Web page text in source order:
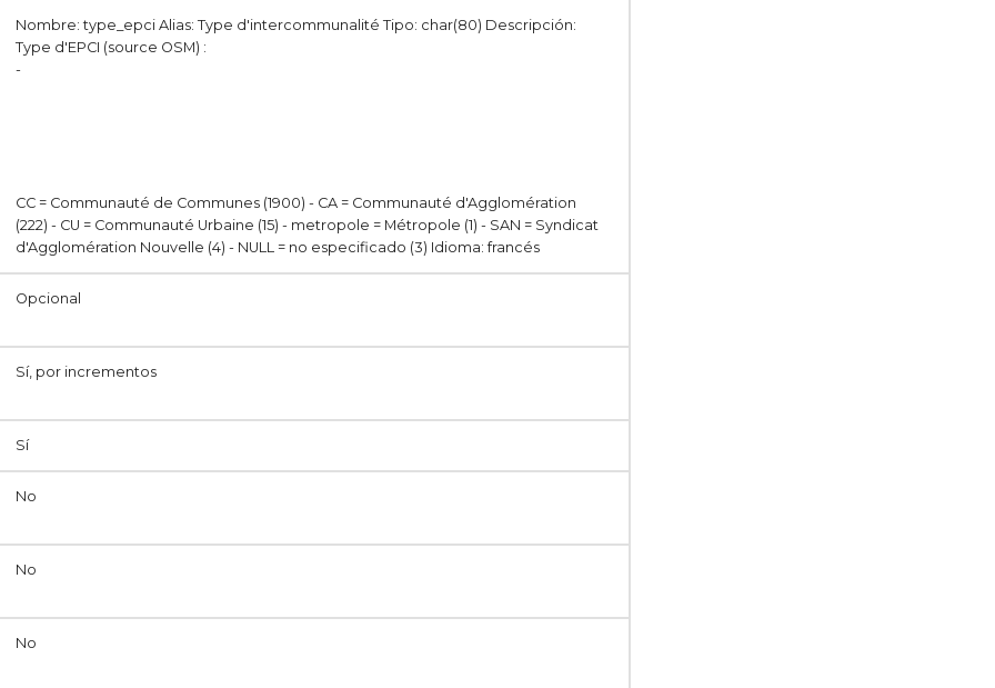
Nombre: type_epci Alias: Type d'intercommunalité Tipo: char(80) Descripción:
Type d'EPCI (source OSM) :
-
CC = Communauté de Communes (1900) - CA = Communauté d'Agglomération
(222) - CU = Communauté Urbaine (15) - metropole = Métropole (1) - SAN = Syndicat
d'Agglomération Nouvelle (4) - NULL = no especificado (3) Idioma: francés
Opcional
Sí, por incrementos
Sí
No
No
No